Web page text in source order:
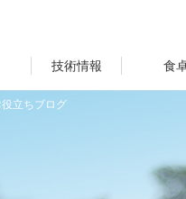
技術情報 食
立ちブログ